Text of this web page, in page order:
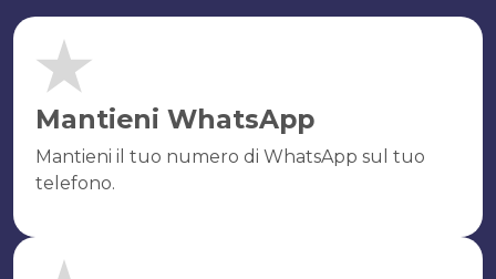
Mantieni WhatsApp
Mantieni il tuo numero di WhatsApp sul tuo
telefono.